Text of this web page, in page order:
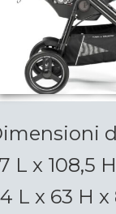
L x 108,5
L x 63 H x